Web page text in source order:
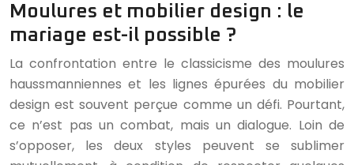
Moulures et mobilier design : le
mariage est-il possible ?
La confrontation entre le classicisme des moulures
haussmanniennes et les lignes épurées du mobilier
design est souvent perçue comme un défi. Pourtant,
ce n’est pas un combat, mais un dialogue. Loin de
s’opposer, les deux styles peuvent se sublimer